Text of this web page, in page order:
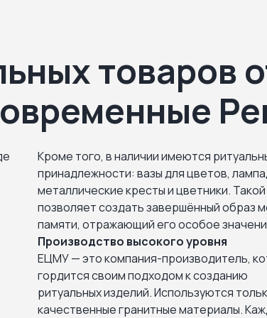
товаров
Кроме того, в наличии имеются
принадлежности: вазы для цветов,
металлические кресты и цветники.
позволяет создать завершённый образ
памяти, отражающий его особое
Производство высокого уровня
ЕЦМУ — это компания-производитель,
гордится своим подходом к созданию
ритуальных изделий. Используются
качественные гранитные материалы.